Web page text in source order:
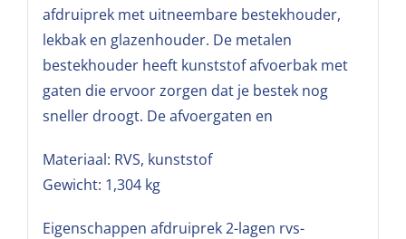
afdruiprek met uitneembare bestekhouder,
lekbak en glazenhouder. De metalen
bestekhouder heeft kunststof afvoerbak met
gaten die ervoor zorgen dat je bestek nog
sneller droogt. De afvoergaten en
Materiaal: RVS, kunststof
Gewicht: 1,304 kg
Eigenschappen afdruiprek 2-lagen rvs-